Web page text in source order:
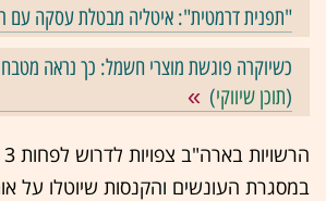
"תפנית דרמטית": איטליה מבטלת עסקה עם
כשיוקרה פוגשת מוצרי חשמל: כך נראה
(תוכן שיווקי)
במסגרת העונשים והקנסות שיוטלו על